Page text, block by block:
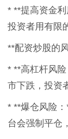
* **提高资金
投资者用有限
**配资炒股的
* **高杠杆风
市下跌，投资
* **爆仓风险
台会强制平仓